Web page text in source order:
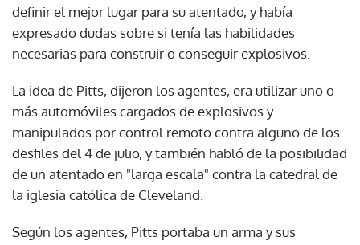
definir el mejor lugar para su atentado, y había
expresado dudas sobre si tenía las habilidades
necesarias para construir o conseguir explosivos.
La idea de Pitts, dijeron los agentes, era utilizar uno o
más automóviles cargados de explosivos y
manipulados por control remoto contra alguno de los
desfiles del 4 de julio, y también habló de la posibilidad
de un atentado en "larga escala" contra la catedral de
la iglesia católica de Cleveland.
Según los agentes, Pitts portaba un arma y sus